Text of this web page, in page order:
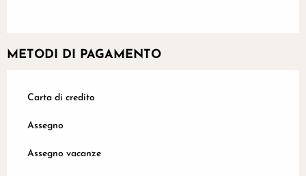
METODI DI PAGAMENTO
Carta di credito
Assegno
Assegno vacanze